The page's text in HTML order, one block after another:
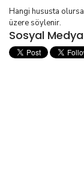
Hangi hususta
üzere söylenir.
Sosyal